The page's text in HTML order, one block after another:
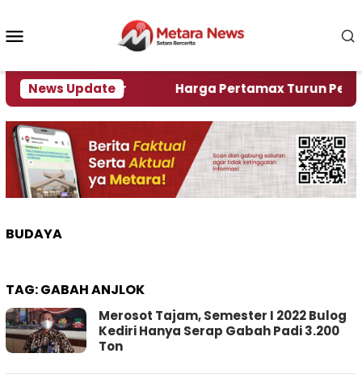
konten
News Update
Krisi Air Harga Pertamax Turun Per Hari
BUDAYA
TAG:GABAH ANJLOK
Merosot Tajam, Semester I 2022 Bulog
Kediri Hanya Serap Gabah Padi 3.200
Ton